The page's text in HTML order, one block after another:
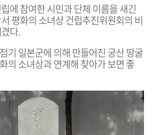
에 참여한 시민과 단체 이름을 새긴
평화의 소녀상 건립추진위원회의 비
다.
기 일본군에 의해 만들어진 궁산 땅굴
의 소녀상과 연계해 찾아가 보면 좋